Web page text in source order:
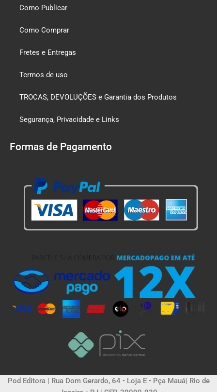
Como Publicar
Como Comprar
Fretes e Entregas
Termos de uso
TROCAS, DEVOLUÇÕES e Garantia dos Produtos
Segurança, Privacidade e Links
Formas de Pagamento
Pod Editora | Rua Dom Gerardo, 64 • Loja E • Pça Mauá| Rio de